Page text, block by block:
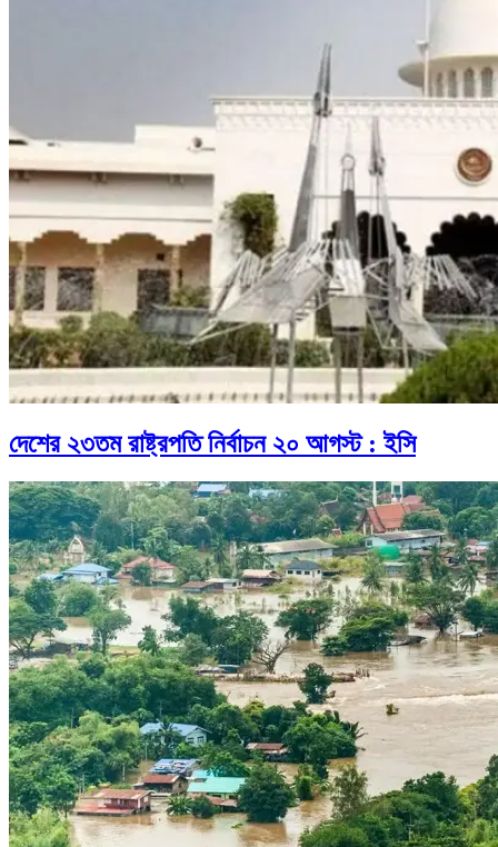
দেশের ২৩তম রাষ্ট্রপতি নির্বাচন ২০ আগস্ট : ইসি